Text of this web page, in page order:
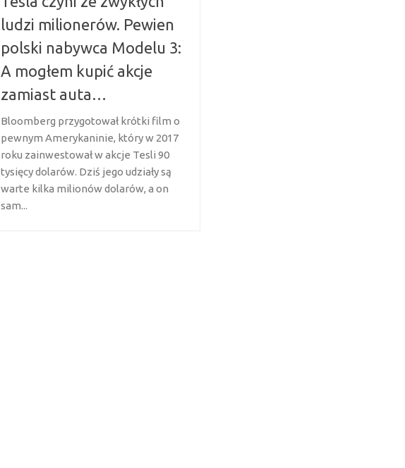
ludzi milionerów. Pewien
polski nabywca Modelu 3:
A mogłem kupić akcje
zamiast auta…
Bloomberg przygotował krótki film o
pewnym Amerykaninie, który w 2017
roku zainwestował w akcje Tesli 90
tysięcy dolarów. Dziś jego udziały są
warte kilka milionów dolarów, a on
sam...